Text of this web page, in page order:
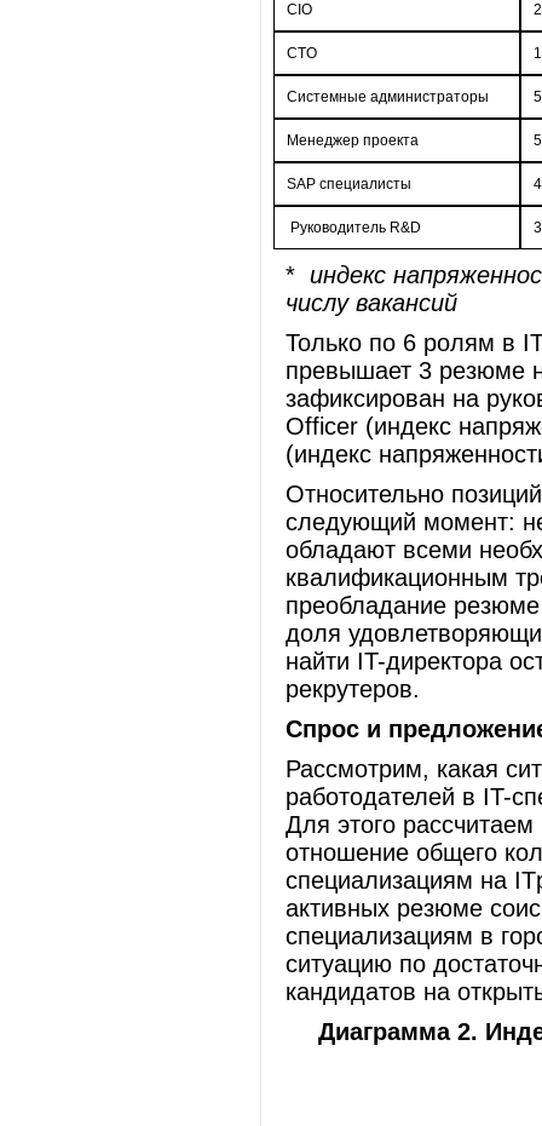
CIO
CTO
Системные администраторы
Менеджер проекта
SAP специалисты
Руководитель R&D
* индекс
числу вакансий
Только по 6 ролям в
превышает 3 резюме
зафиксирован на
Officer (индекс
(индекс
Относительно
следующий момент:
обладают всеми
квалификационным
преобладание
доля
найти IT-директора
рекрутеров.
Спрос и
Рассмотрим, какая
работодателей в IT-
Для этого
отношение общего
специализациям на
активных резюме
специализациям в
ситуацию по
кандидатов на
Диаграмма 2.